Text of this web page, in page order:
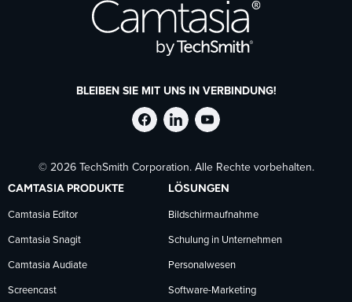
BLEIBEN SIE MIT UNS IN VERBINDUNG!
TechSmith
auf
Facebook
folgen
TechSmith
auf
LinkedIn
folgen
TechSmith
auf
YouTube
folgen
© 2026 TechSmith Corporation. Alle Rechte vorbehalten.
CAMTASIA PRODUKTE
Camtasia Editor
Camtasia Snagit
Camtasia Audiate
Screencast
LÖSUNGEN
Bildschirmaufnahme
Schulung in Unternehmen
Personalwesen
Software-Marketing